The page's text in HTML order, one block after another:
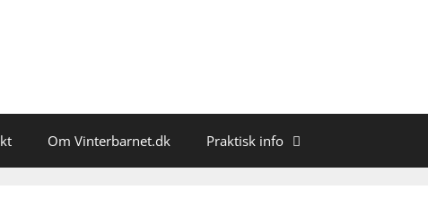
Om Vinterbarnet.dk Praktisk info